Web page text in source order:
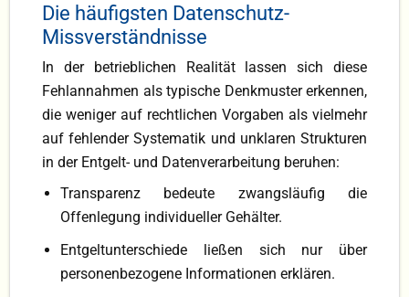
Die häufigsten Datenschutz-
Missverständnisse
In der betrieblichen Realität lassen sich diese
Fehlannahmen als typische Denkmuster erkennen,
die weniger auf rechtlichen Vorgaben als vielmehr
auf fehlender Systematik und unklaren Strukturen
in der Entgelt- und Datenverarbeitung beruhen:
Transparenz bedeute zwangsläufig die
Offenlegung individueller Gehälter.
Entgeltunterschiede ließen sich nur über
personenbezogene Informationen erklären.